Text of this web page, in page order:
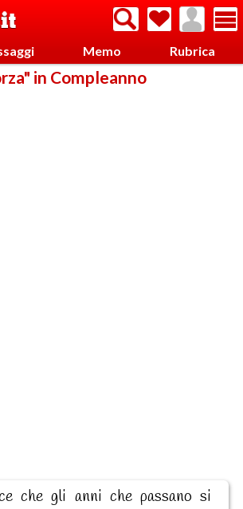
Memo Rubrica
in Compleanno
che gli anni che passano si